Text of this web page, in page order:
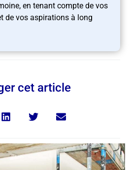
en tenant compte de vos
de vos aspirations à long
cet article